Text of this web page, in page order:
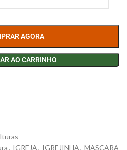
AO CARRINHO
AGORA
, IGREJA, IGREJINHA, MASCARA